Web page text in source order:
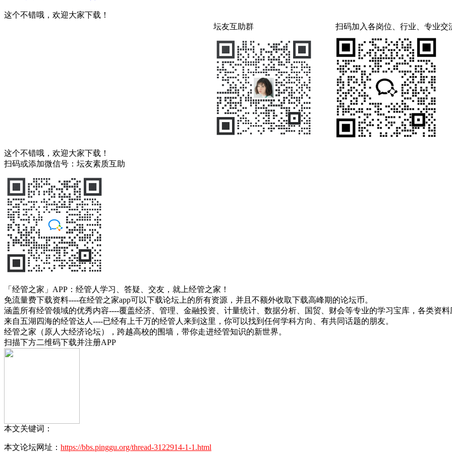
这个不错哦，欢迎大家下载！
坛友互助群
扫码加入各岗位、行业、专业交
这个不错哦，欢迎大家下载！
扫码或添加微信号：坛友素质互助
「经管之家」APP：经管人学习、答疑、交友，就上经管之家！
免流量费下载资料----在经管之家app可以下载论坛上的所有资源，并且不额外收取下载高峰期的论坛币。
涵盖所有经管领域的优秀内容----覆盖经济、管理、金融投资、计量统计、数据分析、国贸、财会等专业的学习宝库，各类资
来自五湖四海的经管达人----已经有上千万的经管人来到这里，你可以找到任何学科方向、有共同话题的朋友。
经管之家（原人大经济论坛），跨越高校的围墙，带你走进经管知识的新世界。
扫描下方二维码下载并注册APP
本文关键词：
本文论坛网址： https://bbs.pinggu.org/thread-3122914-1-1.html